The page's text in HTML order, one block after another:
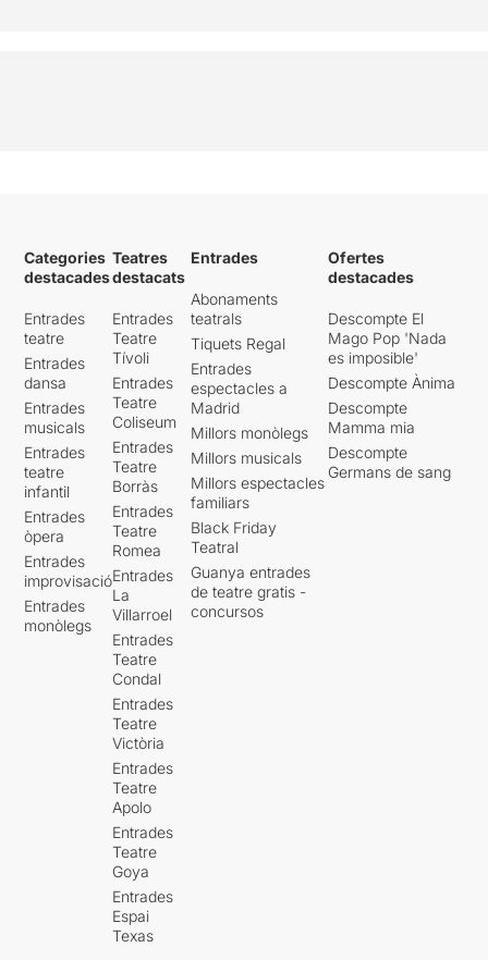
Categories
destacades
Entrades
teatre
Entrades
dansa
Entrades
musicals
Entrades
teatre
infantil
Entrades
òpera
Entrades
improvisació
Entrades
monòlegs
Teatres
destacats
Entrades
Teatre
Tívoli
Entrades
Teatre
Coliseum
Entrades
Teatre
Borràs
Entrades
Teatre
Romea
Entrades
La
Villarroel
Entrades
Teatre
Condal
Entrades
Teatre
Victòria
Entrades
Teatre
Apolo
Entrades
Teatre
Goya
Entrades
Espai
Texas
Entrades
Abonaments
teatrals
Tiquets Regal
Entrades
espectacles a
Madrid
Millors monòlegs
Millors musicals
Millors espectacles
familiars
Black Friday
Teatral
Guanya entrades
de teatre gratis -
concursos
Ofertes
destacades
Descompte El
Mago Pop 'Nada
es imposible'
Descompte Ànima
Descompte
Mamma mia
Descompte
Germans de sang